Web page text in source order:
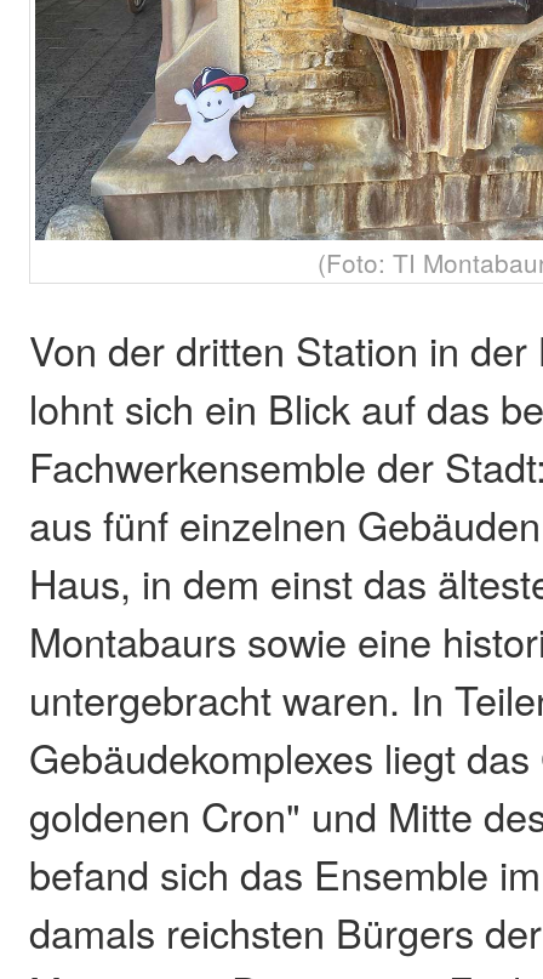
(Foto: TI
Von der dritten Station in
lohnt sich ein Blick auf das
Fachwerkensemble der
aus fünf einzelnen
Haus, in dem einst das
Montabaurs sowie eine
untergebracht waren. In
Gebäudekomplexes liegt
goldenen Cron" und Mitte
befand sich das Ensemble
damals reichsten Bürgers